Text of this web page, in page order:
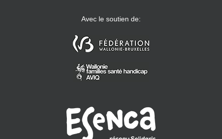
Avec le soutien de: